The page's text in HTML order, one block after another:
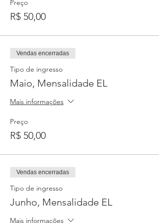
Preço
R$ 50,00
Vendas encerradas
Tipo de ingresso
Maio, Mensalidade EL
Mais informações
Preço
R$ 50,00
Vendas encerradas
Tipo de ingresso
Junho, Mensalidade EL
Mais informações